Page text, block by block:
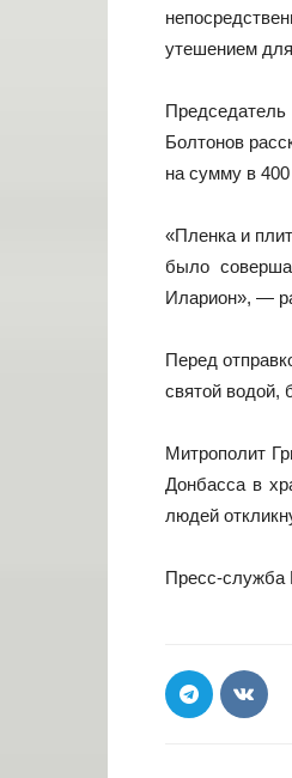
утешением
Болтонов
на сумму в
«Пленка и
было
Иларион», —
Перед
святой водой,
Митрополит
Донбасса в
людей
Пресс-служба